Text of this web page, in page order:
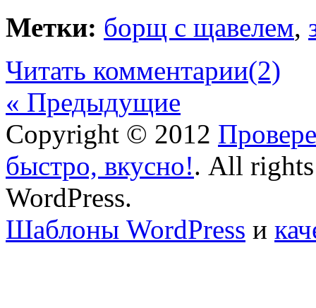
Метки: борщ с щавелем,
Читать комментарии(2)
« Предыдущие
Copyright © 2012
быстро, вкусно!. All rights
WordPress.
Шаблоны WordPress и